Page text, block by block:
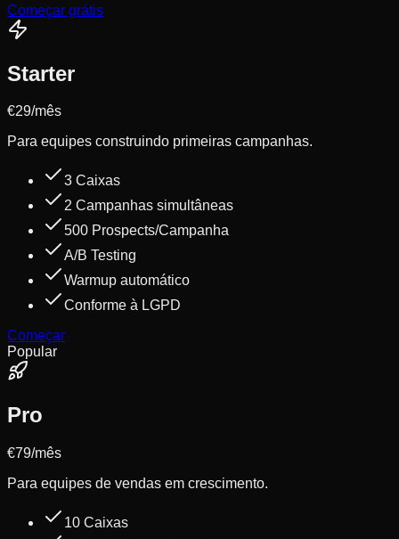
Começar grátis
Starter
€29/mês
Para equipes construindo primeiras campanhas.
3 Caixas
2 Campanhas simultâneas
500 Prospects/Campanha
A/B Testing
Warmup automático
Conforme à LGPD
Começar
Popular
Pro
€79/mês
Para equipes de vendas em crescimento.
10 Caixas